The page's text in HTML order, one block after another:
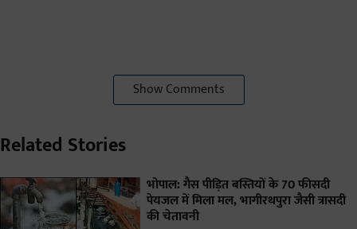
Show Comments
Related Stories
भोपाल: गैस पीड़ित बस्तियों के 70 फीसदी
पेयजल में मिला मल, भागीरथपुरा जैसी त्रासदी
की चेतावनी